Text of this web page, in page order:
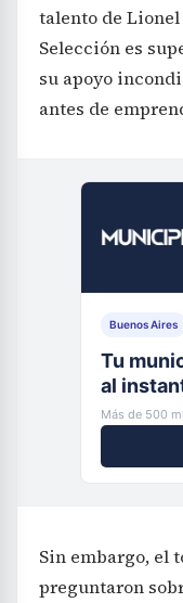
talento de
Selección es
su apoyo
antes de
Buenos Aires
Tu
al
Más de 500
Sin embargo, el
preguntaron